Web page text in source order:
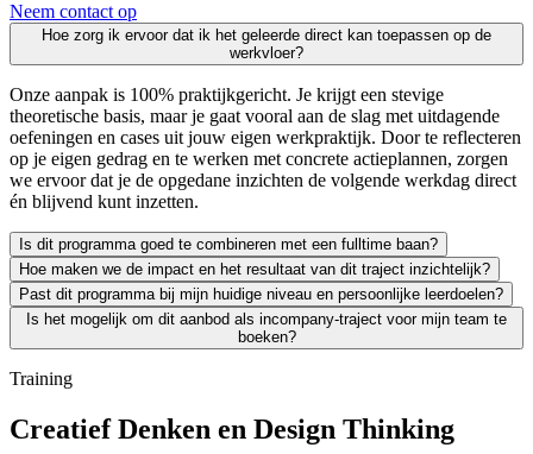
Neem contact op
Hoe zorg ik ervoor dat ik het geleerde direct kan toepassen op de
werkvloer?
Onze aanpak is 100% praktijkgericht. Je krijgt een stevige
theoretische basis, maar je gaat vooral aan de slag met uitdagende
oefeningen en cases uit jouw eigen werkpraktijk. Door te reflecteren
op je eigen gedrag en te werken met concrete actieplannen, zorgen
we ervoor dat je de opgedane inzichten de volgende werkdag direct
én blijvend kunt inzetten.
Is dit programma goed te combineren met een fulltime baan?
Zeker. We leiden uitsluitend werkende professionals op en weten
Hoe maken we de impact en het resultaat van dit traject inzichtelijk?
Leren moet leiden tot merkbaar resultaat; voor jezelf én voor je
Past dit programma bij mijn huidige niveau en persoonlijke leerdoelen?
We vinden het essentieel dat je een traject kiest dat écht bij je past
Is het mogelijk om dit aanbod als incompany-traject voor mijn team te
boeken?
Absoluut. Vrijwel al onze trainingen en opleidingen kunnen we
Training
Creatief Denken en Design Thinking